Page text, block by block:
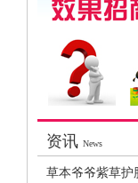
资讯 News
草本爷爷紫草护